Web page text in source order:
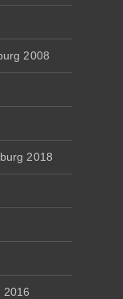
2008
2018
2016